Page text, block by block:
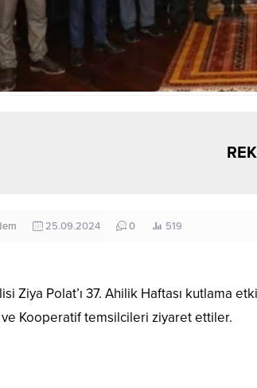
25.09.2024 0 519
Ziya Polat’ı 37. Ahilik Haftası kutlama
ve Kooperatif temsilcileri ziyaret ettiler.